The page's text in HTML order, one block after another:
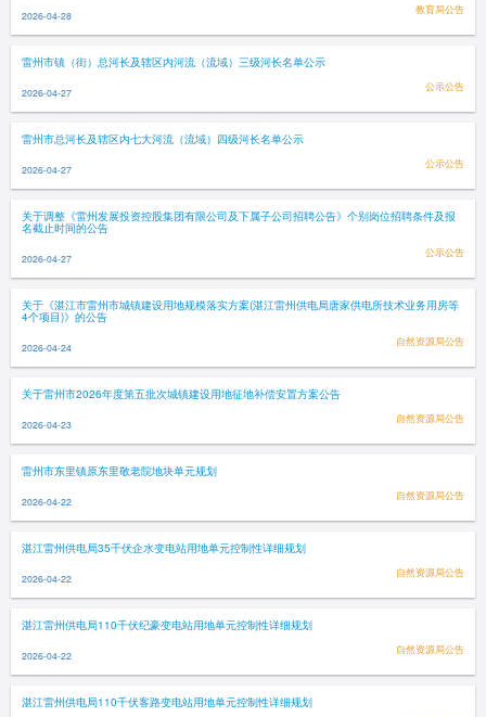
2026-04-28 教育局公告
雷州市镇（街）总河长及辖区内河流（流域）三级河长名单公示
2026-04-27 公示公告
雷州市总河长及辖区内七大河流（流域）四级河长名单公示
2026-04-27 公示公告
关于调整《雷州发展投资控股集团有限公司及下属子公司招聘公告》个别岗位招聘条件及报
名截止时间的公告
2026-04-27 公示公告
关于《湛江市雷州市城镇建设用地规模落实方案(湛江雷州供电局唐家供电所技术业务用房等
4个项目)》的公告
2026-04-24 自然资源局公告
关于雷州市2026年度第五批次城镇建设用地征地补偿安置方案公告
2026-04-23 自然资源局公告
雷州市东里镇原东里敬老院地块单元规划
2026-04-22 自然资源局公告
湛江雷州供电局35千伏企水变电站用地单元控制性详细规划
2026-04-22 自然资源局公告
湛江雷州供电局110千伏纪豪变电站用地单元控制性详细规划
2026-04-22 自然资源局公告
湛江雷州供电局110千伏客路变电站用地单元控制性详细规划